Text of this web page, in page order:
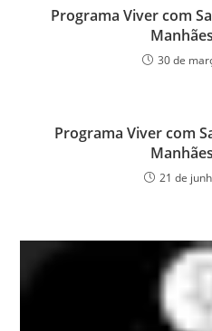
Programa Viver com
30 de
Programa Viver com
21 de